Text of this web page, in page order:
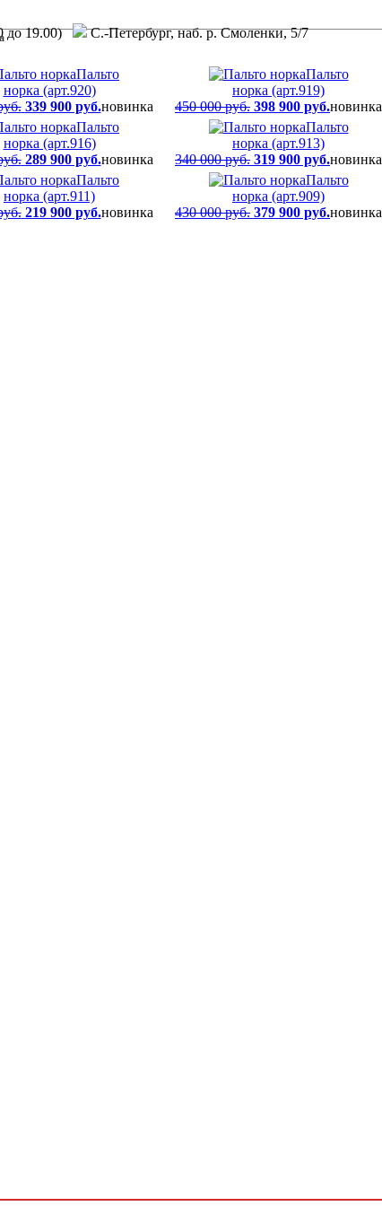
до 19.00) С.-Петербург, наб. р. Смоленки, 5/7
Пальто
норка (арт.920)
339 900 руб.новинка
Пальто
норка (арт.919)
450 000 руб. 398 900 руб.новинка
Пальто
норка (арт.916)
289 900 руб.новинка
Пальто
норка (арт.913)
340 000 руб. 319 900 руб.новинка
Пальто
норка (арт.911)
219 900 руб.новинка
Пальто
норка (арт.909)
430 000 руб. 379 900 руб.новинка